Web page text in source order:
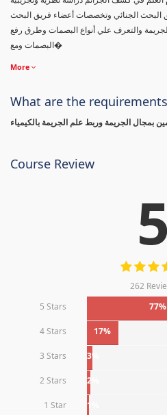
البحث الجنائي وتخصصات أعضاء فريق البحث
والتعرف علي أنواع البصمات وطرق رفع
البصمات ومع�
More
What are the
بمجال الجريمة وربط علم الجريمة بالكيمياء
Course Review
5
262
5 Stars
77%
4 Stars 17%
3 Stars 3%
2 Stars 2%
1 Star 1%